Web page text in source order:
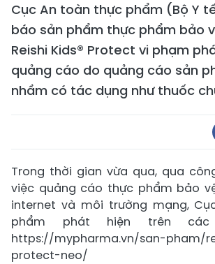
Cục An toàn thực phẩm (Bộ Y
báo sản phẩm thực phẩm bảo
Reishi Kids® Protect vi phạm
quảng cáo do quảng cáo sản
nhầm có tác dụng như thuốc
Trong thời gian vừa qua, qua
việc quảng cáo thực phẩm bảo
internet và môi trường mạng,
phẩm phát hiện trên các
https://mypharma.vn/san-pham/
protect-neo/